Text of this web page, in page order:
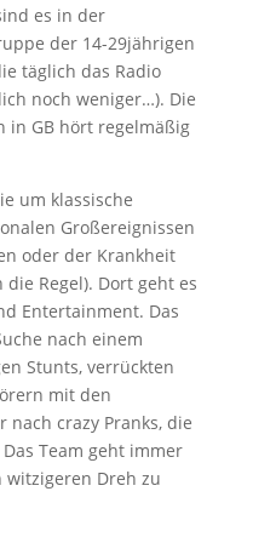
es in der
der 14-29jährigen
täglich das Radio
noch weniger…). Die
in GB hört regelmäßig
um klassische
Großereignissen
oder der Krankheit
Regel). Dort geht es
Entertainment. Das
nach einem
Stunts, verrückten
mit den
nach crazy Pranks, die
Team geht immer
Dreh zu